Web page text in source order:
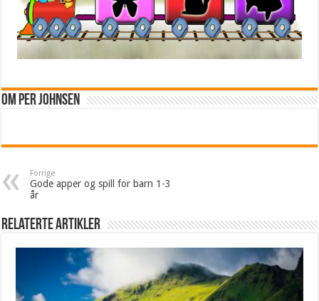
Om Per Johnsen
Forrige
Gode apper og spill for barn 1-3
år
Relaterte artikler